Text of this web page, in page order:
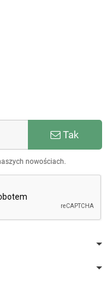
Tak
nowościach.